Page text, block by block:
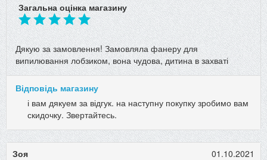
Загальна оцінка магазину
Дякую за замовлення! Замовляла фанеру для
випилювання лобзиком, вона чудова, дитина в захваті
Відповідь магазину
і вам дякуем за відгук. на наступну покупку зробимо вам
скидочку. Звертайтесь.
Зоя
01.10.2021